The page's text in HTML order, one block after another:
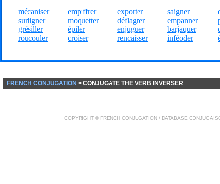
mécaniser
surligner
grésiller
roucouler
empiffrer
moquetter
épiler
croiser
exporter
déflagrer
enjuguer
rencaisser
saigner
empanner
barjaquer
inféoder
FRENCH CONJUGATION > CONJUGATE THE VERB INVERSER
COPYRIGHT © FRENCH CONJUGATION / DATABASE